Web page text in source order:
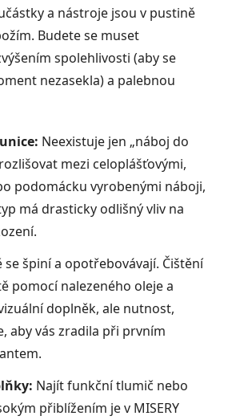
a nástroje jsou v pustině
Budete se muset
spolehlivosti (aby se
nezasekla) a palebnou
Neexistuje jen „náboj do
mezi celoplášťovými,
podomácku vyrobenými náboji,
má drasticky odlišný vliv na
se špiní a opotřebovávají. Čištění
pomocí nalezeného oleje a
doplněk, ale nutnost,
aby vás zradila při prvním
Najít funkční tlumič nebo
přiblížením je v MISERY